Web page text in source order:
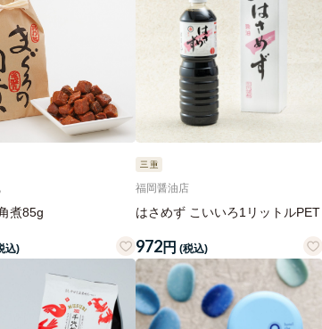
煮85g
込)
福岡醤油店
はさめず こいいろ1リットルPET
972円 (税込)